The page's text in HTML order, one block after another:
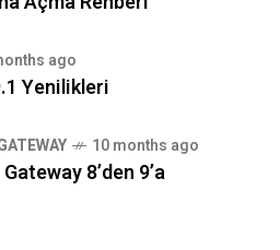
ago
Yenilikleri
10 months ago
8’den 9’a